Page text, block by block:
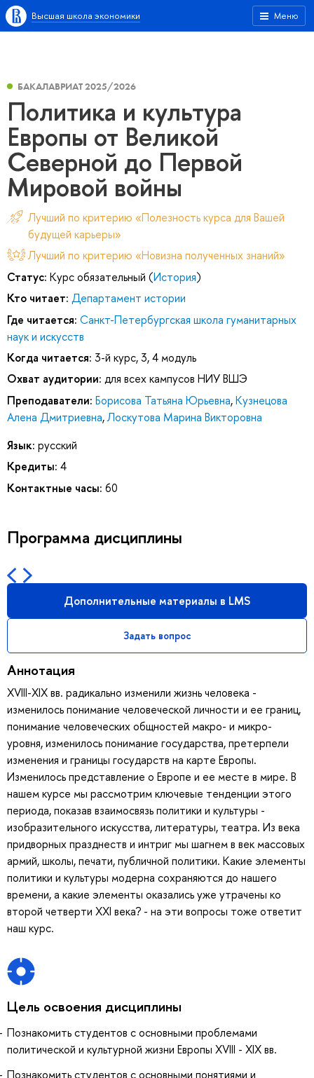
Меню
Высшая школа экономики
БАКАЛАВРИАТ 2025/2026
Политика и культура
Европы от Великой
Северной до Первой
Мировой войны
Лучший по критерию «Полезность курса для Вашей
будущей карьеры»
Лучший по критерию «Новизна полученных знаний»
Статус: Курс обязательный (История)
Кто читает: Департамент истории
Где читается: Санкт-Петербургская школа гуманитарных
наук и искусств
Когда читается: 3-й курс, 3, 4 модуль
Охват аудитории: для всех кампусов НИУ ВШЭ
Преподаватели: Борисова Татьяна Юрьевна,Кузнецова
Алена Дмитриевна,Лоскутова Марина Викторовна
Язык: русский
Кредиты: 4
Контактные часы: 60
Программа дисциплины
Дополнительные материалы в LMS
Задать вопрос
Аннотация
XVIII-XIX вв. радикально изменили жизнь человека -
изменилось понимание человеческой личности и ее границ,
понимание человеческих общностей макро- и микро-
уровня, изменилось понимание государства, претерпели
изменения и границы государств на карте Европы.
Изменилось представление о Европе и ее месте в мире. В
нашем курсе мы рассмотрим ключевые тенденции этого
периода, показав взаимосвязь политики и культуры -
изобразительного искусства, литературы, театра. Из века
придворных празднеств и интриг мы шагнем в век массовых
армий, школы, печати, публичной политики. Какие элементы
политики и культуры модерна сохраняются до нашего
времени, а какие элементы оказались уже утрачены ко
второй четверти XXI века? - на эти вопросы тоже ответит
наш курс.
Цель освоения дисциплины
Познакомить студентов с основными проблемами
политической и культурной жизни Европы XVIII - XIX вв.
Познакомить студентов с основными понятиями и